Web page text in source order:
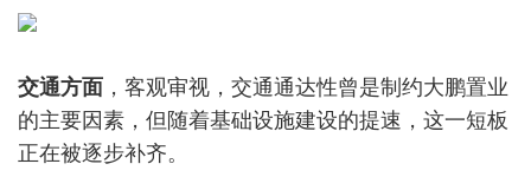
交通方面 ，客观审视，交通通达性曾是制约大鹏置业
的主要因素，但随着基础设施建设的提速，这一短板
正在被逐步补齐。